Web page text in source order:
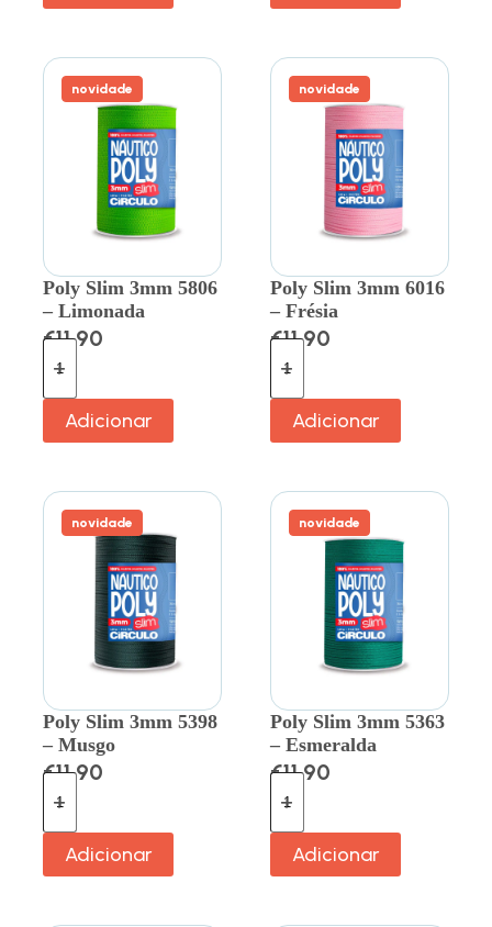
novidade
Poly Slim 3mm 5806
– Limonada
€11.90
Adicionar
novidade
Poly Slim 3mm 6016
– Frésia
€11.90
Adicionar
novidade
Poly Slim 3mm 5398
– Musgo
€11.90
Adicionar
novidade
Poly Slim 3mm 5363
– Esmeralda
€11.90
Adicionar